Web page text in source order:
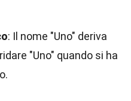
: Il nome "Uno" deriva
"Uno" quando si ha